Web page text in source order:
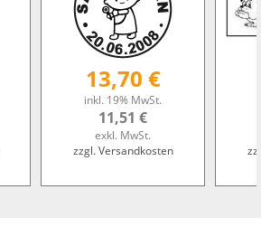
13,70 €
inkl. 19% MwSt.
11,51 €
exkl. MwSt.
zzgl. Versandkosten